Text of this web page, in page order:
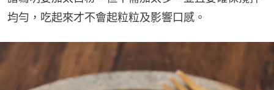
均勻，吃起來才不會起粒粒及影響口感。